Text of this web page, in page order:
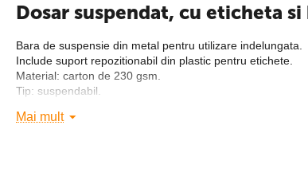
Dosar suspendat, cu eticheta
Bara de suspensie din metal pentru utilizare indelungata.
Include suport repozitionabil din plastic pentru etichete.
Material: carton de 230 gsm.
Tip: suspendabil.
Format: A4.
Mai mult